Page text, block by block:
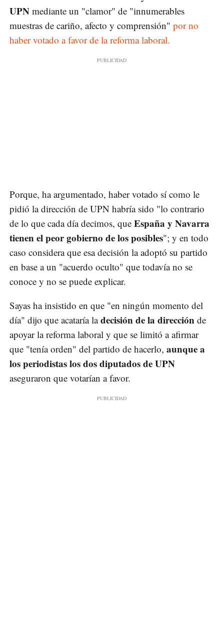
UPN mediante un "clamor" de "innumerables
muestras de cariño, afecto y comprensión" por no
haber votado a favor de la reforma laboral.
Porque, ha argumentado, haber votado sí como le
pidió la dirección de UPN habría sido "lo contrario
de lo que cada día decimos, que España y Navarra
tienen el peor gobierno de los posibles"; y en todo
caso considera que esa decisión la adoptó su partido
en base a un "acuerdo oculto" que todavía no se
conoce y no se puede explicar.
Sayas ha insistido en que "en ningún momento del
día" dijo que acataría ladecisión de la dirección de
apoyar la reforma laboral y que se limitó a afirmar
que "tenía orden" del partido de hacerlo, aunque a
los periodistas los dos diputados de UPN
aseguraron que votarían a favor.